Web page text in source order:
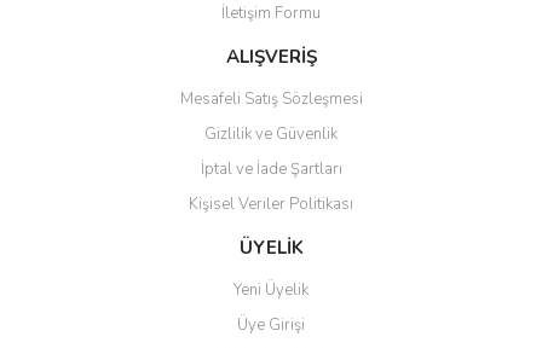
Ürün fiyatı diğer sitelerden daha pahalı.
Bu ürüne benzer farklı alternatifler olmalı.
Gönder
İletişim Formu
ALIŞVERİŞ
Mesafeli Satış Sözleşmesi
Gizlilik ve Güvenlik
İptal ve İade Şartları
Kişisel Veriler Politikası
ÜYELİK
Yeni Üyelik
Üye Girişi